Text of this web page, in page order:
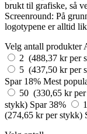
brukt til grafiske, så
Screenround: På
logotypene er alltid
Velg antall produkter
2 (488,37 kr per
5 (437,50 kr per
Spar 18% Mest
50 (330,65 kr
stykk) Spar 38%
(274,65 kr per stykk)